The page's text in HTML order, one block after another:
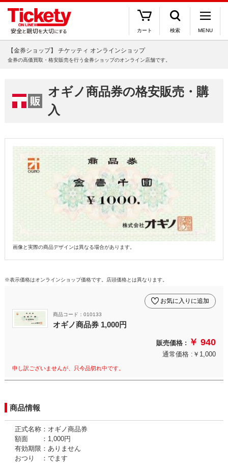
カート 検索 MENU
【金券ショップ】 チケッティ オンラインショップ
金券の高価買取・格安販売を行う金券ショップのオンライン店舗です。
オギノ商品券の格安販売・購
入
画像と実際の商品デザインは異なる場合があります。
※表示価格はオンラインショップ価格です。店頭価格とは異なります。
商品コード：010133
オギノ商品券 1,000円
お気に入りに追加
販売価格 : ￥ 940
通常価格 :￥1,000
申し訳ございませんが、只今品切れ中です。
商品情報
正式名称：オギノ商品券
額面 ：1,000円
有効期限：ありません
おつり ：でます